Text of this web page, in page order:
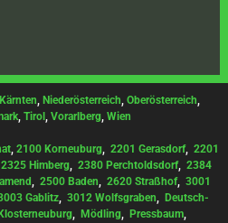
Kärnten, Niederösterreich, Oberösterreich,
, Tirol , Vorarlberg, Wien
, 2100 Korneuburg, 2201 Gerasdorf, 2201
2325 Himberg, 2380 Perchtoldsdorf, 2384
, 2500 Baden, 2620 Straßhof, 3001
Gablitz, 3012 Wolfsgraben, Deutsch-
Klosterneuburg, Mödling, Pressbaum,